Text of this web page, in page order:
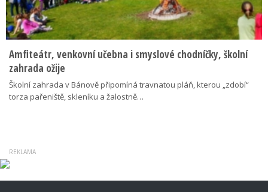
Amfiteátr, venkovní učebna i smyslové chodníčky, školní
zahrada ožije
Školní zahrada v Bánově připomíná travnatou pláň, kterou „zdobí“
torza pařeniště, skleníku a žalostně…